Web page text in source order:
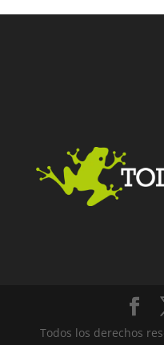
Todos los derechos